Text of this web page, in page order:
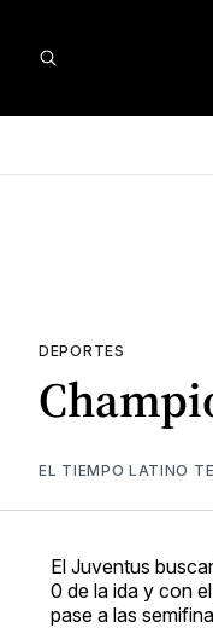
DEPORTES
EL TIEMPO LATINO
El Juventus
0 de la ida y con
pase a las